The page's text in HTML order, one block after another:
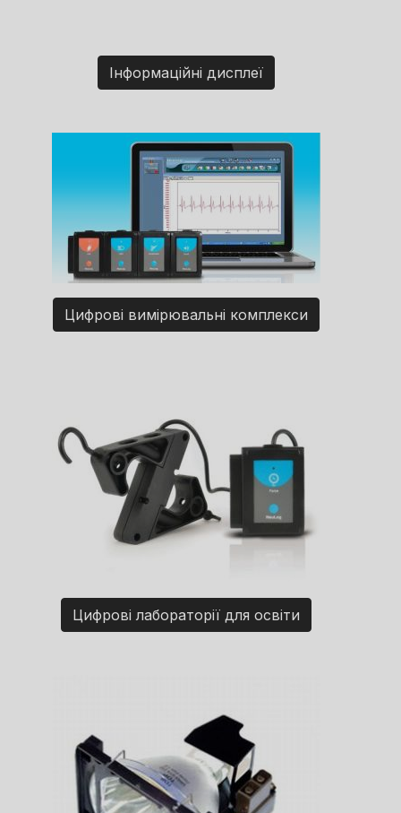
Інформаційні дисплеї
Цифрові вимірювальні комплекси
Цифрові лабораторії для освіти